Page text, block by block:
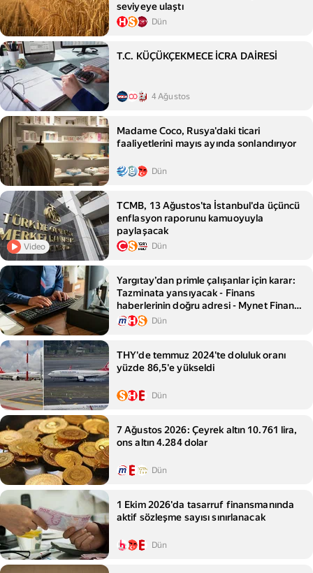
seviyeye ulaştı
Dün
T.C. KÜÇÜKÇEKMECE İCRA DAİRESİ
4 Ağustos
Madame Coco, Rusya'daki ticari
faaliyetlerini mayıs ayında sonlandırıyor
Dün
Video
TCMB, 13 Ağustos'ta İstanbul'da üçüncü
enflasyon raporunu kamuoyuyla
paylaşacak
Dün
Yargıtay’dan primle çalışanlar için karar:
Tazminata yansıyacak - Finans
haberlerinin doğru adresi - Mynet Finans
Haber
Dün
THY'de temmuz 2024'te doluluk oranı
yüzde 86,5'e yükseldi
Dün
7 Ağustos 2026: Çeyrek altın 10.761 lira,
ons altın 4.284 dolar
Dün
1 Ekim 2026'da tasarruf finansmanında
aktif sözleşme sayısı sınırlanacak
Dün